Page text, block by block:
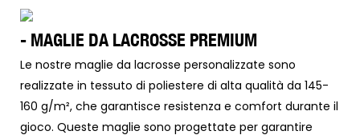
- MAGLIE DA LACROSSE PREMIUM
Le nostre maglie da lacrosse personalizzate sono
realizzate in tessuto di poliestere di alta qualità da 145-
160 g/m², che garantisce resistenza e comfort durante il
gioco. Queste maglie sono progettate per garantire